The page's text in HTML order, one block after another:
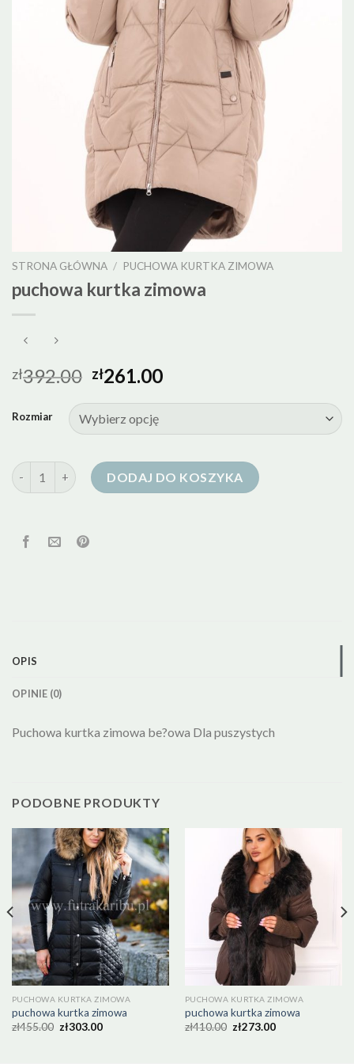
STRONA GŁÓWNA / PUCHOWA KURTKA ZIMOWA
puchowa kurtka zimowa
zł392.00 zł261.00
Rozmiar
ilość puchowa kurtka zimowaDODAJ DO KOSZYKA
OPIS
OPINIE (0)
Puchowa kurtka zimowa be?owa Dla puszystych
PODOBNE PRODUKTY
PUCHOWA KURTKA ZIMOWA
puchowa kurtka zimowa
zł455.00 zł303.00
PUCHOWA KURTKA ZIMOWA
puchowa kurtka zimowa
zł410.00 zł273.00